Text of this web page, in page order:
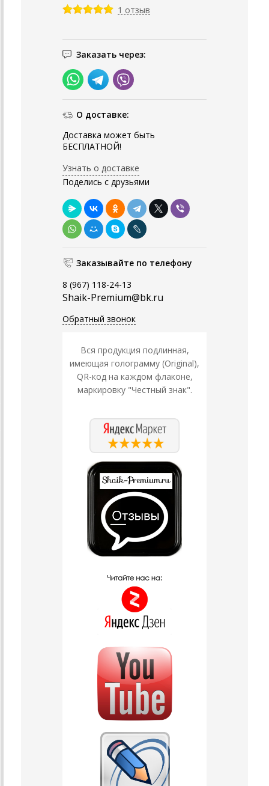
1 отзыв
Заказать через:
О доставке:
Доставка может быть
БЕСПЛАТНОЙ!
Узнать о доставке
Поделись с друзьями
Заказывайте по телефону
8 (967) 118-24-13
Shaik-Premium@bk.ru
Обратный звонок
Вся продукция подлинная,
имеющая голограмму (Original),
QR-код на каждом флаконе,
маркировку "Честный знак".